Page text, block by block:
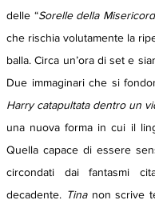
delle “Sorelle della
che rischia volutamente la
balla. Circa un’ora di set e
Due immaginari che si
Harry catapultata dentro un
una nuova forma in cui il
Quella capace di essere
circondati dai fantasmi
decadente. Tina non scrive